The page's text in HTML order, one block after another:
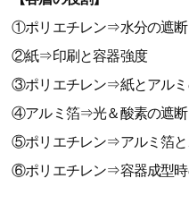
①ポリエチレン⇒水分の遮断
②紙⇒印刷と容器強度
③ポリエチレン⇒紙とアルミ
④アルミ箔⇒光＆酸素の遮断
⑤ポリエチレン⇒アルミ箔と
⑥ポリエチレン⇒容器成型時